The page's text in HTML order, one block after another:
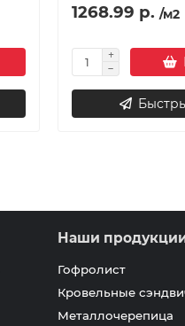
1268.99 р. /м2
Наши
Гофролист
Кровельные
Металлочерепица